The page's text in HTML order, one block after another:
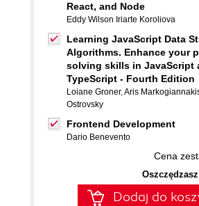
React, and Node
Eddy Wilson Iriarte Koroliova
Learning JavaScript Data
Algorithms. Enhance your
solving skills in JavaScript
TypeScript - Fourth Edition
Loiane Groner,Aris
Ostrovsky
Frontend Development
Dario Benevento
Cena
Dodaj do